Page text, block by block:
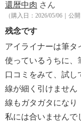
還暦中肉 さん
（購入日：2026/05/06｜公開
残念です
アイライナーは筆タ
使っているうちに、
口コミをみて、試し
線が細く引けません
線もガタガタになり
私には合いませんで